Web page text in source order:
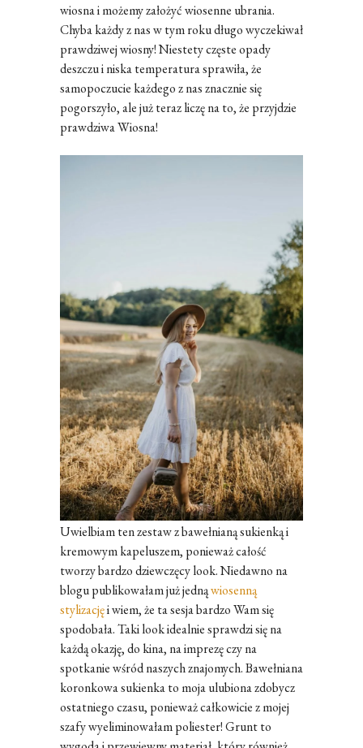
wiosna i możemy założyć wiosenne ubrania.
Chyba każdy z nas w tym roku długo wyczekiwał
prawdziwej wiosny! Niestety częste opady
deszczu i niska temperatura sprawiła, że
samopoczucie każdego z nas znacznie się
pogorszyło, ale już teraz liczę na to, że przyjdzie
prawdziwa Wiosna!
Uwielbiam ten zestaw z bawełnianą sukienką i
kremowym kapeluszem, ponieważ całość
tworzy bardzo dziewczęcy look. Niedawno na
blogu publikowałam już jednąwiosenną
stylizacjęi wiem, że ta sesja bardzo Wam się
spodobała. Taki look idealnie sprawdzi się na
każdą okazję, do kina, na imprezę czy na
spotkanie wśród naszych znajomych. Bawełniana
koronkowa sukienka to moja ulubiona zdobycz
ostatniego czasu, ponieważ całkowicie z mojej
szafy wyeliminowałam poliester! Grunt to